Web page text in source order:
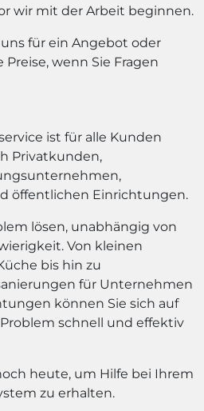
wir mit der Arbeit beginnen.
für ein Angebot oder
wenn Sie Fragen
ist für alle Kunden
Privatkunden,
öffentlichen Einrichtungen.
lösen, unabhängig von
Von kleinen
bis hin zu
für Unternehmen
können Sie sich auf
schnell und effektiv
heute, um Hilfe bei Ihrem
zu erhalten.